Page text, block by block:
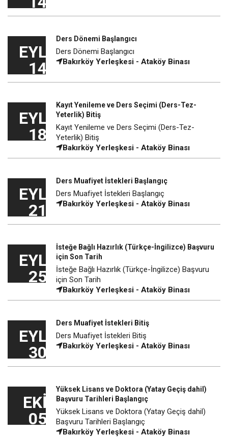
EYL
14
Ders Dönemi Başlangıcı
Ders Dönemi Başlangıcı
Bakırköy Yerleşkesi - Ataköy Binası
EYL
18
Kayıt Yenileme ve Ders Seçimi (Ders-Tez-
Yeterlik) Bitiş
Kayıt Yenileme ve Ders Seçimi (Ders-Tez-
Yeterlik) Bitiş
Bakırköy Yerleşkesi - Ataköy Binası
EYL
21
Ders Muafiyet İstekleri Başlangıç
Ders Muafiyet İstekleri Başlangıç
Bakırköy Yerleşkesi - Ataköy Binası
EYL
25
İsteğe Bağlı Hazırlık (Türkçe-İngilizce) Başvuru
için Son Tarih
İsteğe Bağlı Hazırlık (Türkçe-İngilizce) Başvuru
için Son Tarih
Bakırköy Yerleşkesi - Ataköy Binası
EYL
30
Ders Muafiyet İstekleri Bitiş
Ders Muafiyet İstekleri Bitiş
Bakırköy Yerleşkesi - Ataköy Binası
EKI
05
Yüksek Lisans ve Doktora (Yatay Geçiş dahil)
Başvuru Tarihleri Başlangıç
Yüksek Lisans ve Doktora (Yatay Geçiş dahil)
Başvuru Tarihleri Başlangıç
Bakırköy Yerleşkesi - Ataköy Binası